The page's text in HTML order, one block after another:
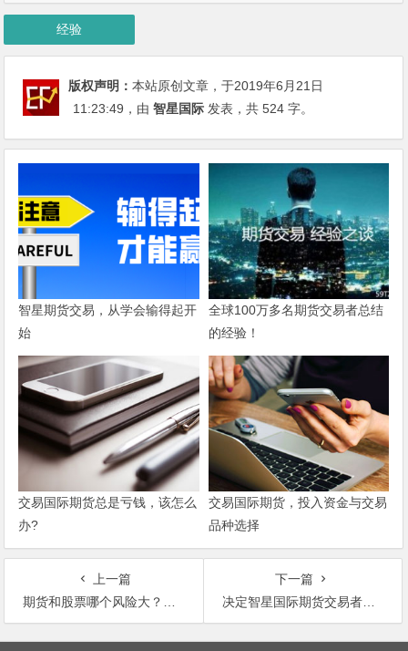
经验
版权声明：本站原创文章，于2019年6月21日
11:23:49 ，由智星国际 发表，共 524 字。
智星期货交易，从学会输得起开
始
全球100万多名期货交易者总结
的经验！
交易国际期货总是亏钱，该怎么
办?
交易国际期货，投入资金与交易
品种选择
上一篇
期货和股票哪个风险大？（深度解读）
下一篇
决定智星国际期货交易者盈利靠的是什么？
文